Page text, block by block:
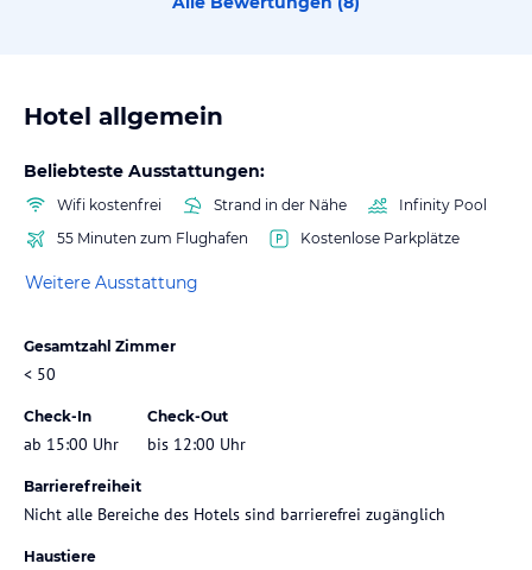
Hotel allgemein
Beliebteste Ausstattungen:
Wifi kostenfrei Strand in der Nähe
Infinity Pool
55 Minuten zum Flughafen
Kostenlose Parkplätze
Weitere Ausstattung
Gesamtzahl Zimmer
< 50
Check-In
ab 15:00 Uhr
Check-Out
bis 12:00 Uhr
Barrierefreiheit
Nicht alle Bereiche des Hotels sind barrierefrei zugänglich
Haustiere